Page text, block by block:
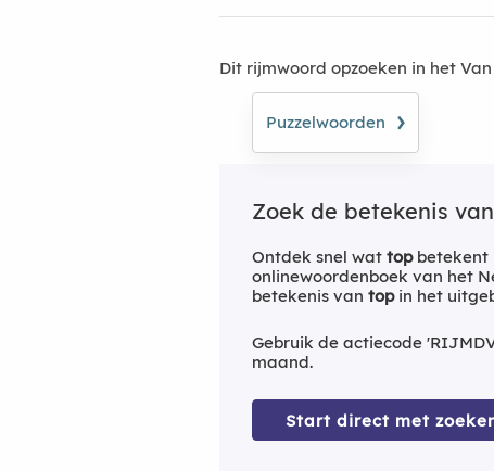
Dit rijmwoord opzoeken in het
Puzzelwoorden ›
Zoek de betekenis van
Ontdek snel wat topbetekent
onlinewoordenboek van het
betekenis van topin het
Gebruik de actiecode
maand.
Start direct met